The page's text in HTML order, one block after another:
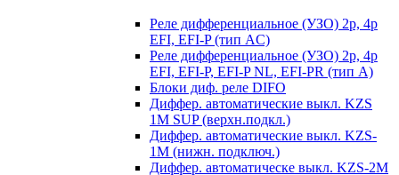
Реле дифференциальное (УЗО) 2р, 4р
EFI, EFI-P (тип AС)
Реле дифференциальное (УЗО) 2р, 4р
EFI, EFI-P, EFI-P NL, EFI-PR (тип A)
Блоки диф. реле DIFO
Диффер. автоматические выкл. KZS
1M SUP (верхн.подкл.)
Диффер. автоматические выкл. KZS-
1M (нижн. подключ.)
Диффер. автоматическе выкл. KZS-2M